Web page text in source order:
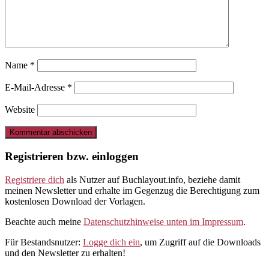
Name *
E-Mail-Adresse *
Website
Registrieren bzw. einloggen
Registriere dich als Nutzer auf Buchlayout.info, beziehe damit
meinen Newsletter und erhalte im Gegenzug die Berechtigung zum
kostenlosen Download der Vorlagen.
Beachte auch meine Datenschutzhinweise unten im Impressum.
Für Bestandsnutzer: Logge dich ein, um Zugriff auf die Downloads
und den Newsletter zu erhalten!